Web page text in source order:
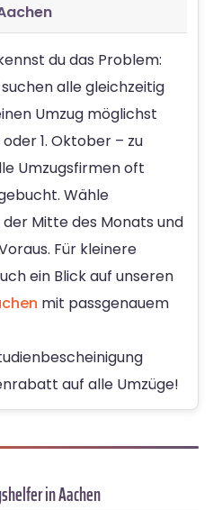
du das Problem:
alle gleichzeitig
Umzug möglichst
1. Oktober – zu
Umzugsfirmen oft
Wähle
Mitte des Monats und
Für kleinere
ein Blick auf unseren
mit passgenauem
auf alle Umzüge!
in Aachen